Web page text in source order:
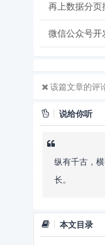
再上数据分页
该篇文章的评
说给你听
纵有千古，
长。
本文目录